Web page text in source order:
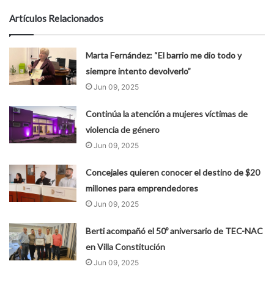
Artículos Relacionados
Marta Fernández: “El barrio me dio todo y
siempre intento devolverlo”
Jun 09, 2025
Continúa la atención a mujeres víctimas de
violencia de género
Jun 09, 2025
Concejales quieren conocer el destino de $20
millones para emprendedores
Jun 09, 2025
Berti acompañó el 50º aniversario de TEC-NAC
en Villa Constitución
Jun 09, 2025